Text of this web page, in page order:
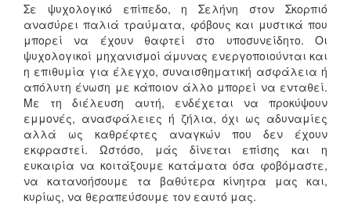
Σε ψυχολογικό επίπεδο, η Σελήνη στον Σκορπιό
ανασύρει παλιά τραύματα, φόβους και μυστικά που
μπορεί να έχουν θαφτεί στο υποσυνείδητο. Οι
ψυχολογικοί μηχανισμοί άμυνας ενεργοποιούνται και
η επιθυμία για έλεγχο, συναισθηματική ασφάλεια ή
απόλυτη ένωση με κάποιον άλλο μπορεί να ενταθεί.
Με τη διέλευση αυτή, ενδέχεται να προκύψουν
εμμονές, ανασφάλειες ή ζήλια, όχι ως αδυναμίες
αλλά ως καθρέφτες αναγκών που δεν έχουν
εκφραστεί. Ωστόσο, μάς δίνεται επίσης και η
ευκαιρία να κοιτάξουμε κατάματα όσα φοβόμαστε,
να κατανοήσουμε τα βαθύτερα κίνητρα μας και,
κυρίως, να θεραπεύσουμε τον εαυτό μας.